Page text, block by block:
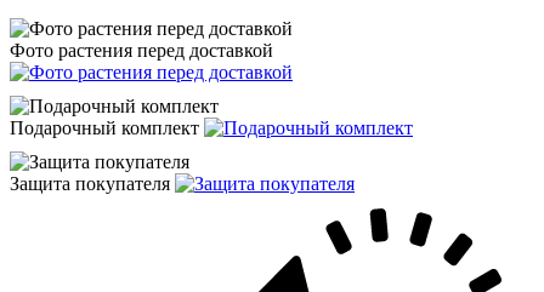
Фото растения перед доставкой
Подарочный комплект
Защита покупателя